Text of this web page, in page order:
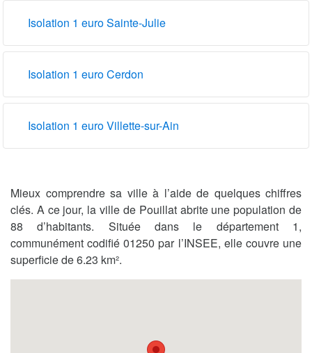
Isolation 1 euro Sainte-Julie
Isolation 1 euro Cerdon
Isolation 1 euro Villette-sur-Ain
Mieux comprendre sa ville à l’aide de quelques chiffres
clés. A ce jour, la ville de Pouillat abrite une population de
88 d’habitants. Située dans le département 1,
communément codifié 01250 par l’INSEE, elle couvre une
superficie de 6.23 km².